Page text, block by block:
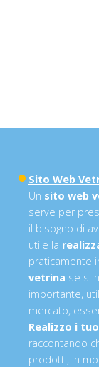
Sito Web
Un sito web
serve per
il bisogno di
utile la
praticamente
vetrina se si
importante,
mercato,
Realizzo i
raccontando
prodotti, in